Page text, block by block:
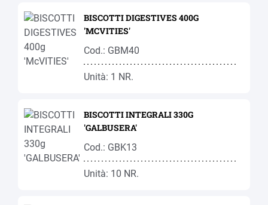
BISCOTTI DIGESTIVES 400G
'MCVITIES'
Cod.: GBM40
Unità: 1 NR.
BISCOTTI INTEGRALI 330G
'GALBUSERA'
Cod.: GBK13
Unità: 10 NR.